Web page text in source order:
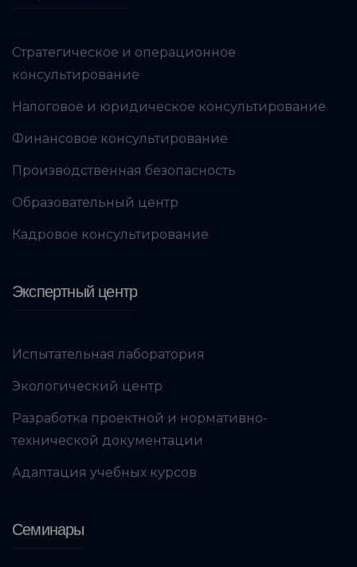
Стратегическое и операционное
консультирование
Налоговое и юридическое консультирование
Финансовое консультирование
Производственная безопасность
Образовательный центр
Кадровое консультирование
Экспертный центр
Испытательная лаборатория
Экологический центр
Разработка проектной и нормативно-
технической документации
Адаптация учебных курсов
Семинары